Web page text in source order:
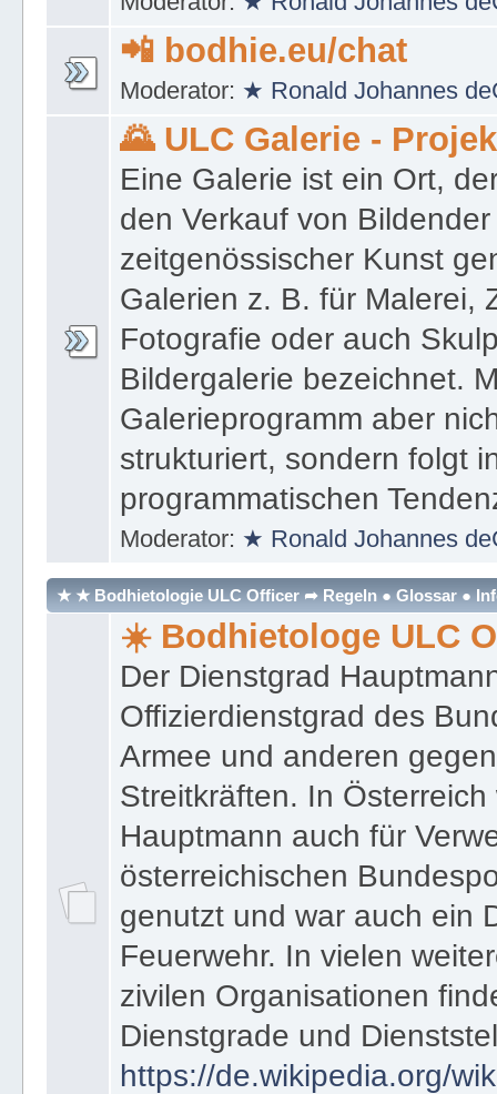
📲 bodhie.eu/chat
Moderator: ★ Ronald Johannes
🌄 ULC Galerie -
Eine Galerie ist ein Ort,
den Verkauf von
zeitgenössischer Kunst
Galerien z. B. für Malerei,
Fotografie oder auch
Bildergalerie bezeichnet.
Galerieprogramm aber
strukturiert, sondern folgt
programmatischen
Moderator: ★ Ronald Johannes
★ ★ Bodhietologie ULC Officer ➦ Regeln ● Glossar ●
☀️ Bodhietologe ULC
Der Dienstgrad
Offizierdienstgrad des
Armee und anderen
Streitkräften. In
Hauptmann auch für
österreichischen
genutzt und war auch ein
Feuerwehr. In vielen
zivilen Organisationen
Dienstgrade und
https://de.wikipedia.org/